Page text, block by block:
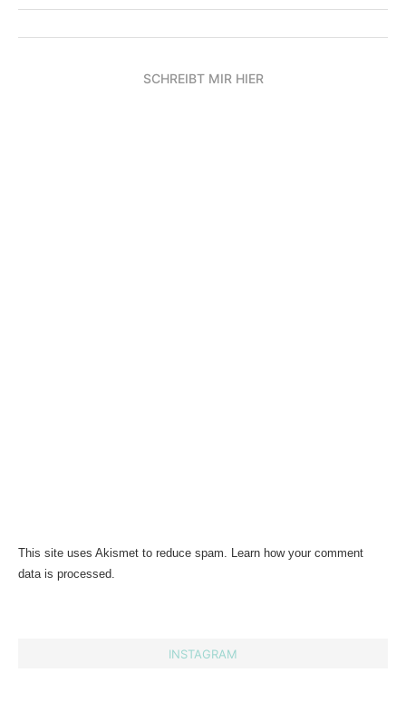
SCHREIBT MIR HIER
This site uses Akismet to reduce spam. Learn how your comment
data is processed.
INSTAGRAM